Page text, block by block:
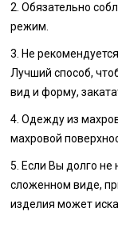
2. Обязательно
режим.
3. Не
Лучший способ,
вид и форму,
4. Одежду из
махровой
5. Если Вы долго не
сложенном виде,
изделия может